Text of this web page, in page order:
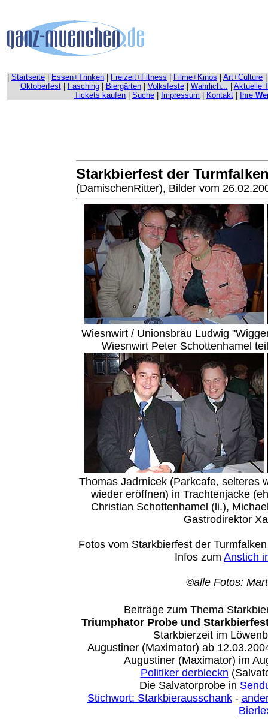
Startseite Essen+Trinken Freizeit+Fitness Filme+Kinos Art+Culture
Oktoberfest| Fasching| Biergärten| Volksfeste| Wahrlich...
Aktuelle
Tickets kaufen
Suche Impressum Kontakt Ihre
Starkbierfest der
(DamischenRitter), Bilder vom
Wiesnwirt / Unionsbräu Ludwig
Wiesnwirt Peter Schottenhamel
Thomas Jadrnicek (Parkcafe, selteres
wieder eröffnen) in Trachtenjacke
Christian Schottenhamel (li.),
Gastrodirektor
Fotos vom Starkbierfest der
Infos zum Anstich
©alle Fotos:
Beiträge zum Thema
Triumphator Probe und
Starkbierzeit im
Augustiner (Maximator) ab
Augustiner (Maximator) im
Politiker derbleckn
Die Salvatorprobe in
Stichwort: Starkbierausschank-